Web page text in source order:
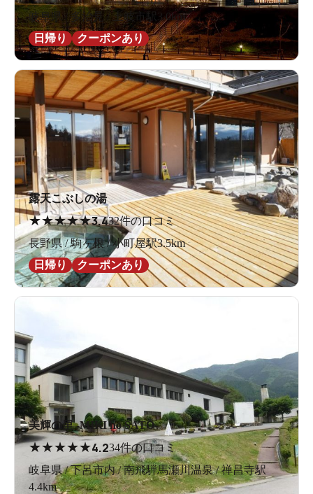
岐阜県 / 多治見 / 土岐市駅3.0km
日帰り
クーポンあり
露天こぶしの湯
★★★★★3.432件の口コミ
長野県 / 駒ヶ根 / 小町屋駅3.5km
日帰り
クーポンあり
美輝の里 -MIKI no SATO-
★★★★★4.234件の口コミ
岐阜県 / 下呂市内 / 南飛騨馬瀬川温泉 / 禅昌寺駅
4.4km